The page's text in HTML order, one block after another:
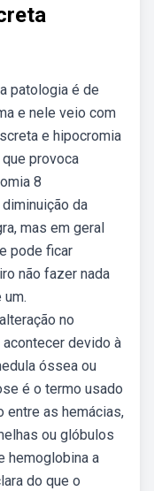
patologia é de
e nele veio com
e hipocromia
provoca
8
da
mas em geral
pode ficar
não fazer nada
um.
no
devido à
óssea ou
é o termo usado
entre as hemácias,
ou glóbulos
hemoglobina a
do que o